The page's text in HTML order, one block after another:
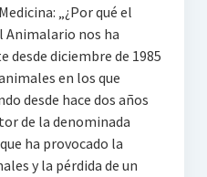
„¿Por qué el
Animalario nos ha
diciembre de 1985
en los que
desde hace dos años
de la denominada
ha provocado la
y la pérdida de un